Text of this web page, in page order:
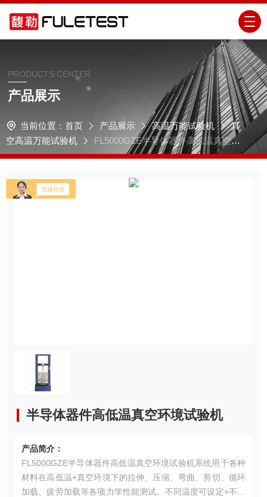
PRODUCTS CENTER
产品展示
当前位置： 首页 产品展示 高温万能试验机
真
空高温万能试验机
FL5000GZE半导体器件高低温真空环
境试验机
半导体器件高低温真空环境试验机
产品简介：
FL5000GZE半导体器件高低温真空环境试验机系统用于各种
材料在高低温+真空环境下的拉伸、压缩、弯曲、剪切、循环
加载、疲劳加载等各项力学性能测试。不同温度可设定+不同